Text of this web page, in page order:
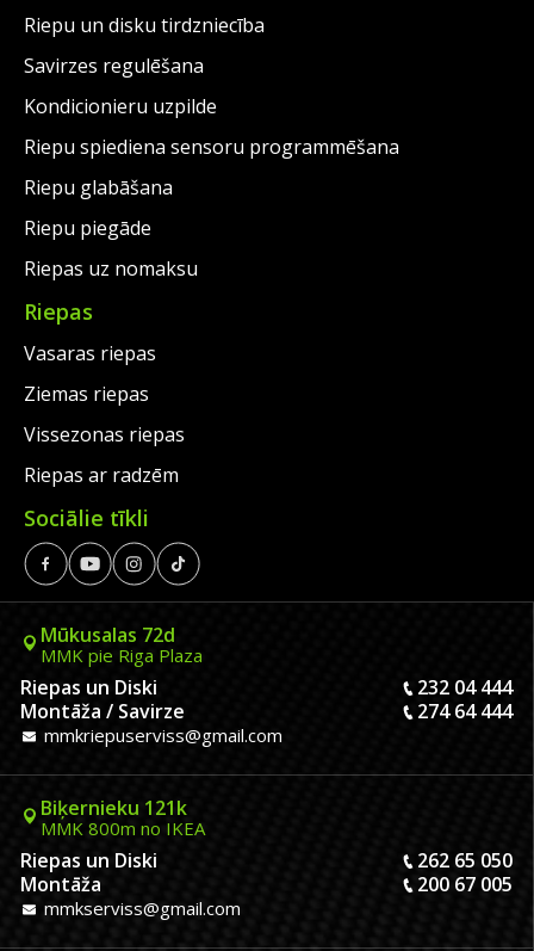
Riepu un disku tirdzniecība
Savirzes regulēšana
Kondicionieru uzpilde
Riepu spiediena sensoru programmēšana
Riepu glabāšana
Riepu piegāde
Riepas uz nomaksu
Riepas
Vasaras riepas
Ziemas riepas
Vissezonas riepas
Riepas ar radzēm
Sociālie tīkli
Mūkusalas 72d
MMK pie Riga Plaza
Riepas un Diski
232 04 444
Montāža / Savirze
274 64 444
mmkriepuserviss@gmail.com
Biķernieku 121k
MMK 800m no IKEA
Riepas un Diski
262 65 050
Montāža
200 67 005
mmkserviss@gmail.com